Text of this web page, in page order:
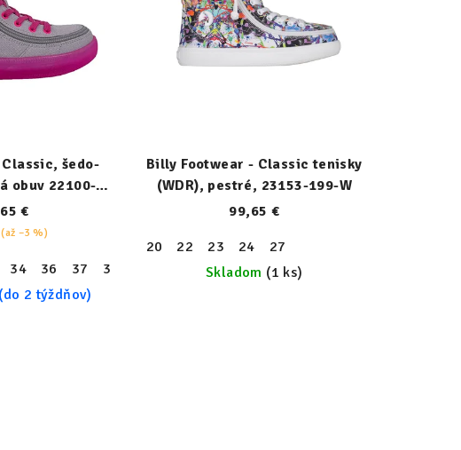
šedo-
obuv 22100-
€
(až –3 %)
34 36 37
38
2 týždňov)
Billy Footwear - Classic tenisky
(WDR), pestré, 23153-199-W
99,65 €
20
22 23 24
27
Skladom (1 ks)